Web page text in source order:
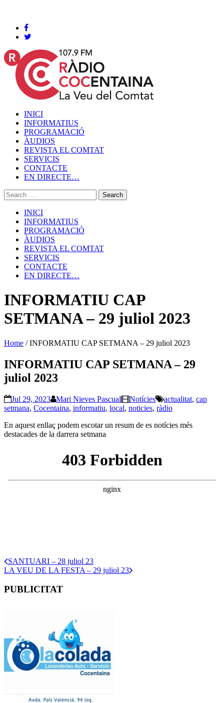
INICI
INFORMATIUS
PROGRAMACIÓ
ÀUDIOS
REVISTA EL COMTAT
SERVICIS
CONTACTE
EN DIRECTE…
INICI
INFORMATIUS
PROGRAMACIÓ
ÀUDIOS
REVISTA EL COMTAT
SERVICIS
CONTACTE
EN DIRECTE…
INFORMATIU CAP
SETMANA – 29 juliol 2023
Home /INFORMATIU CAP SETMANA – 29 juliol 2023
INFORMATIU CAP SETMANA – 29
juliol 2023
Jul 29, 2023 Mari Nieves Pascual Notícies actualitat, cap
setmana, Cocentaina, informatiu, local, noticies, ràdio
En aquest enllaç podem escotar un resum de es notícies més
destacades de la darrera setmana
SANTUARI – 28 juliol 23
LA VEU DE LA FESTA – 29 juliol 23
PUBLICITAT